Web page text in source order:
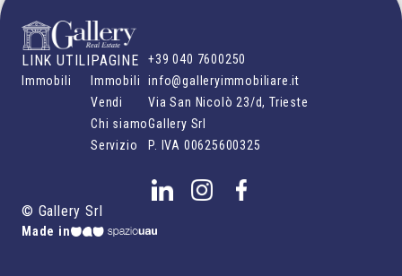
LINK UTILI
Immobili
PAGINE
Immobili
Vendi
Chi siamo
Servizio
+39 040 7600250
info@galleryimmobiliare.it
Via San Nicolò 23/d, Trieste
Gallery Srl
P. IVA 00625600325
© Gallery Srl
Made in